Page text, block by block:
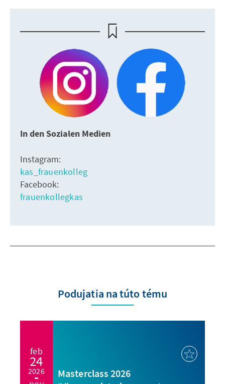
In den Sozialen Medien
Instagram:
kas_frauenkolleg
Facebook:
frauenkollegkas
Podujatia na túto tému
feb
24
2026
Masterclass 2026